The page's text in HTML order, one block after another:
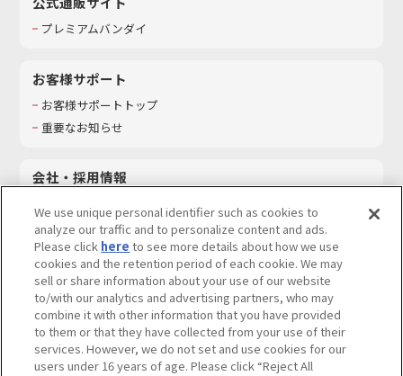
プレミアムバンダイ
お客様サポート
お客様サポートトップ
重要なお知らせ
会社・採用情報
採用情報
サステナビリティ
お問い合わせ
ウェブサイトご利用条件 ソーシャルメディアポリシー
We use unique personal identifier such as cookies to
analyze our traffic and to personalize content and ads.
Please click here to see more details about how we use
cookies and the retention period of each cookie. We may
sell or share information about your use of our website
to/with our analytics and advertising partners, who may
combine it with other information that you have provided
to them or that they have collected from your use of their
services. However, we do not set and use cookies for our
users under 16 years of age. Please click “Reject All